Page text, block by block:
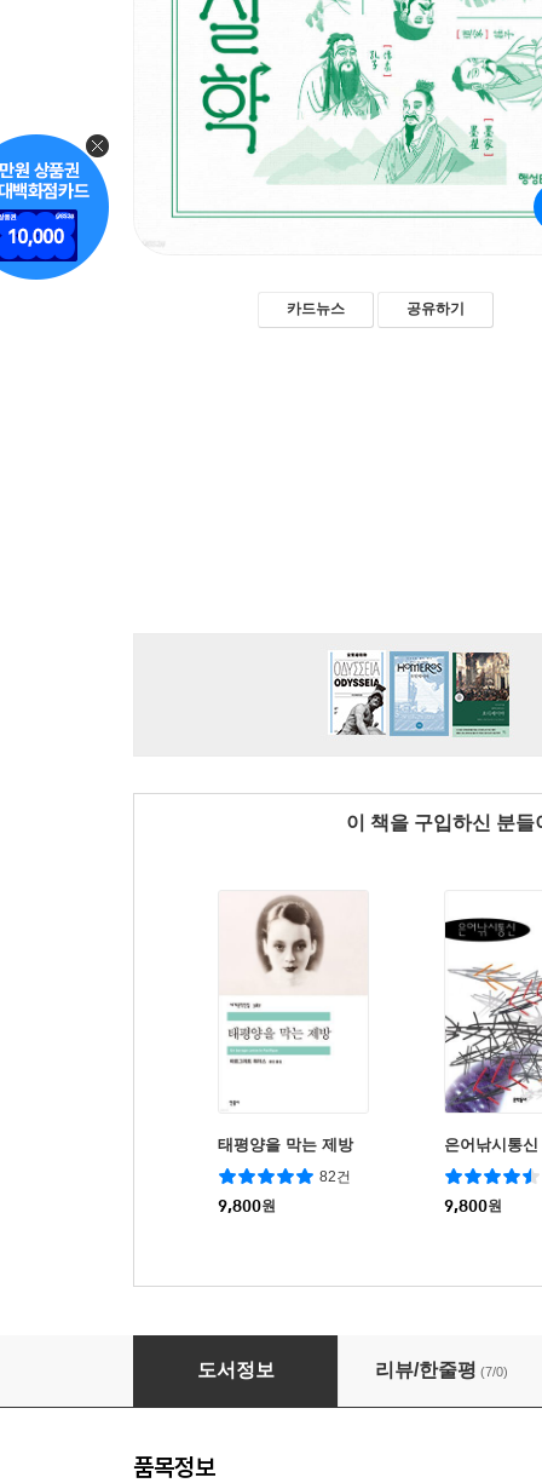
카드뉴스 공유하기
이 책을 구입하신 분
태평양을 막는 제방
82건
9,800원
은어낚시통신
9,800원
미치게 친절한 동양철학
도서정보 리뷰/한줄평 (7/0)
품목정보